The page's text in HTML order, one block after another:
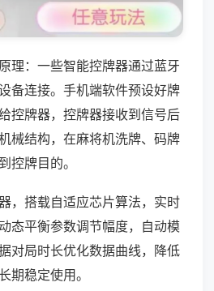
理：一些智能控牌器通过蓝牙
备连接。手机端软件预设好牌
控牌器，控牌器接收到信号后
械结构，在麻将机洗牌、码牌
控牌目的。
，搭载自适应芯片算法，实时
态平衡参数调节幅度，自动模
对局时长优化数据曲线，降低
期稳定使用。